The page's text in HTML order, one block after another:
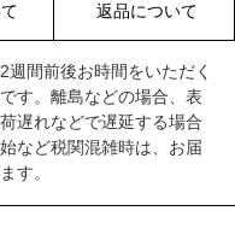
返品について
間前後お時間をいただく
す。離島などの場合、表
遅れなどで遅延する場合
など税関混雑時は、お届
す。